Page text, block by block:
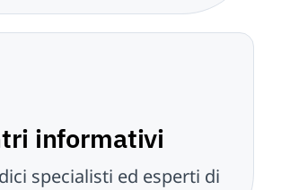
informativi
specialisti ed esperti di